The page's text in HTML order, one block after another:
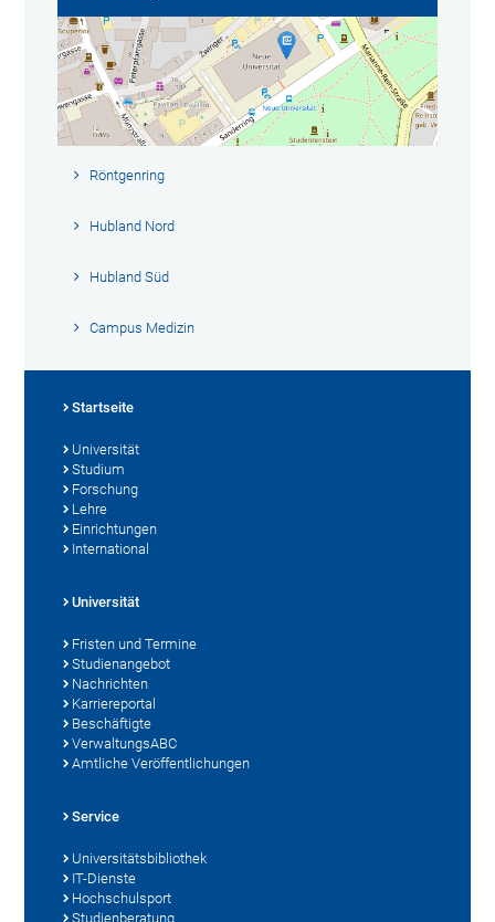
Röntgenring
Hubland Nord
Hubland Süd
Campus Medizin
Startseite
Universität
Studium
Forschung
Lehre
Einrichtungen
International
Universität
Fristen und Termine
Studienangebot
Nachrichten
Karriereportal
Beschäftigte
VerwaltungsABC
Amtliche Veröffentlichungen
Service
Universitätsbibliothek
IT-Dienste
Hochschulsport
Studienberatung